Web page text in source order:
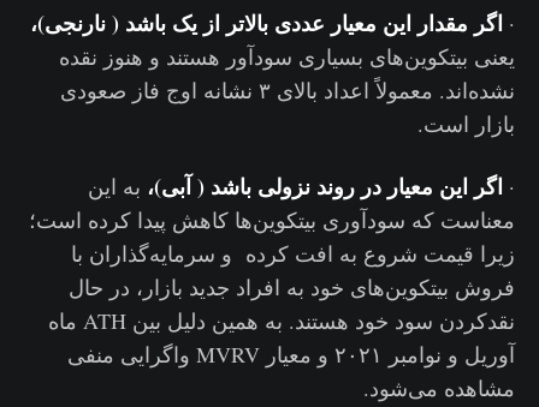
· اگر مقدار این معیار عددی بالاتر از یک باشد ( نارنجی)،
یعنی بیتکوین‌های بسیاری سودآور هستند و هنوز نقده‌
نشده‌اند. معمولاً اعداد بالای ۳ نشانه اوج فاز صعودی
بازار است.
· اگر این معیار در روند نزولی باشد ( آبی)، به این
معناست که سودآوری بیتکوین‌ها کاهش پیدا کرده است؛
زیرا قیمت شروع به افت کرده و سرمایه‌گذاران با
فروش بیتکوین‌های خود به افراد جدید بازار، در حال
نقد‌کردن سود خود هستند. به همین دلیل بین ATH ماه
آوریل و نوامبر ۲۰۲۱ و معیار MVRV واگرایی منفی
مشاهده می‌شود.